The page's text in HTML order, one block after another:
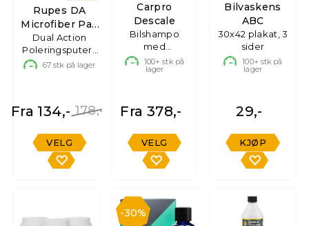
Rupes DA
Microfiber Pad
UltraFine
Dual Action
Poleringsputer i
microfiber
67 stk på lager
178,-
Fra 134,-
VELG
Carpro
Descale
Bilshampo
med
Waterspot
Remover
100+ stk på
lager
Fra 378,-
VELG
Bilvaskens
ABC
30x42 plakat, 3
sider
100+ stk på
lager
29,-
KJØP
30%